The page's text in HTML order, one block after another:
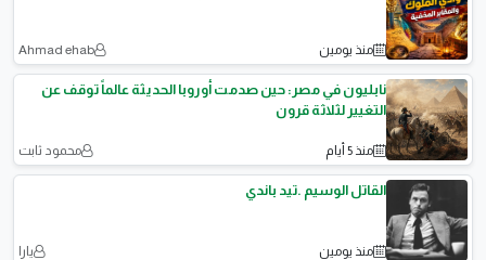
منذ يومين Ahmad ehab
نابليون في مصر: حين صدمت أوروبا الحديثة عالماً توقف عن
التغيير لثلاثة قرون
منذ 5 أيام محمود ثابت
القاتل الوسيم .تيد باندي
منذ يومين يارا